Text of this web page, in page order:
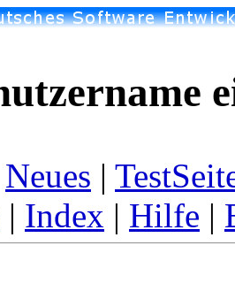
Neues |
| Index | Hilfe |